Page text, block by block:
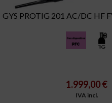
GYS PROTIG 201 AC/DC HF
1.999,00 €
IVA incl.